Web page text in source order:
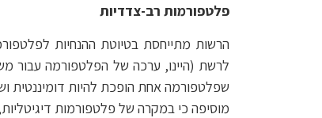
פלטפורמות רב-צדדיות
הרשות מתייחסת בטיוטת ההנחיות
שפלטפורמה אחת הופכת להיות דומיננטית
מוסיפה כי במקרה של פלטפורמות